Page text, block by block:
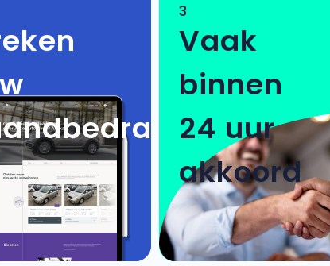
3
Vaak
binnen
24 uur
akkoord